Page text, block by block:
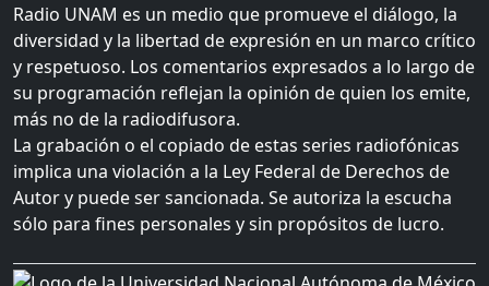
Radio UNAM es un medio que promueve el diálogo, la
diversidad y la libertad de expresión en un marco crítico
y respetuoso. Los comentarios expresados a lo largo de
su programación reflejan la opinión de quien los emite,
más no de la radiodifusora.
La grabación o el copiado de estas series radiofónicas
implica una violación a la Ley Federal de Derechos de
Autor y puede ser sancionada. Se autoriza la escucha
sólo para fines personales y sin propósitos de lucro.